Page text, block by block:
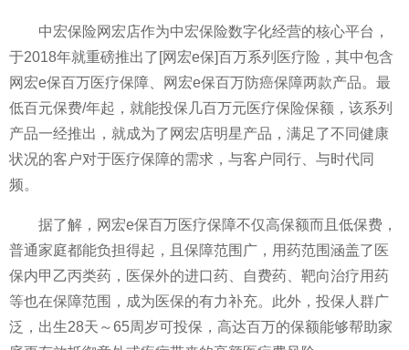
中宏保险网宏店作为中宏保险数字化经营的核心平台，
于2018年就重磅推出了[网宏e保]百万系列医疗险，其中包含
网宏e保百万医疗保障、网宏e保百万防癌保障两款产品。最
低百元保费/年起，就能投保几百万元医疗保险保额，该系列
产品一经推出，就成为了网宏店明星产品，满足了不同健康
状况的客户对于医疗保障的需求，与客户同行、与时代同
频。
据了解，网宏e保百万医疗保障不仅高保额而且低保费，
普通家庭都能负担得起，且保障范围广，用药范围涵盖了医
保内甲乙丙类药，医保外的进口药、自费药、靶向治疗用药
等也在保障范围，成为医保的有力补充。此外，投保人群广
泛，出生28天～65周岁可投保，高达百万的保额能够帮助家